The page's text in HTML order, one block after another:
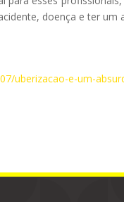
doença e ter um
uberizacao-e-um-